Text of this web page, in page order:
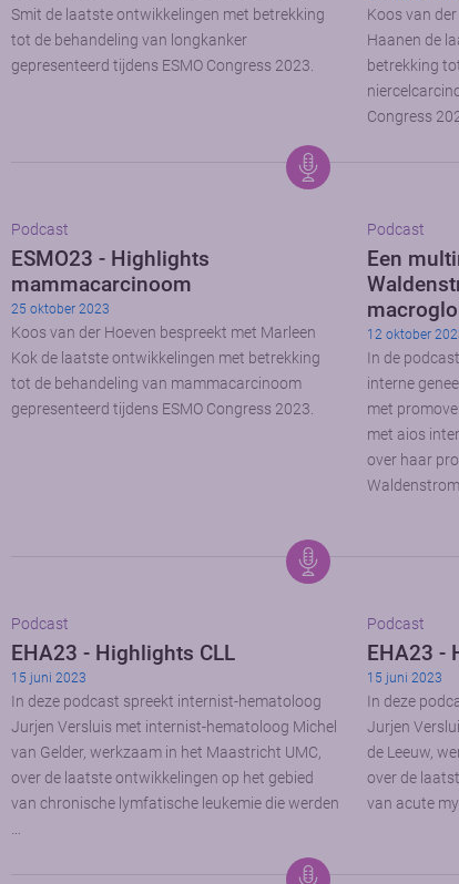
Smit de laatste ontwikkelingen met betrekking
tot de behandeling van longkanker
gepresenteerd tijdens ESMO Congress 2023.
Koos van
Haanen de
betrekking
Congress
Podcast
ESMO23 - Highlights
mammacarcinoom
25 oktober 2023
Koos van der Hoeven bespreekt met Marleen
Kok de laatste ontwikkelingen met betrekking
tot de behandeling van mammacarcinoom
gepresenteerd tijdens ESMO Congress 2023.
Podcast
Een
12 oktober
In de
interne
met
met aios
over haar
Podcast
EHA23 - Highlights CLL
15 juni 2023
In deze podcast spreekt internist-hematoloog
Jurjen Versluis met internist-hematoloog Michel
van Gelder, werkzaam in het Maastricht UMC,
over de laatste ontwikkelingen op het gebied
van chronische lymfatische leukemie die werden
…
Podcast
EHA23 -
15 juni 2023
In deze
Jurjen
de Leeuw,
over de
van acute